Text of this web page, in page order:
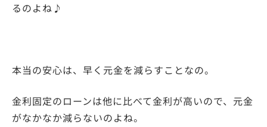
るのよね♪
本当の安心は、早く元金を減らすことなの。
金利固定のローンは他に比べて金利が高いので、元金
がなかなか減らないのよね。